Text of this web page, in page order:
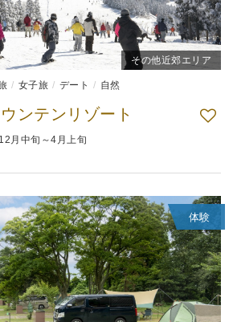
その他近郊エリア
女子旅 デート 自然
ンテンリゾート
月中旬～4月上旬
体験